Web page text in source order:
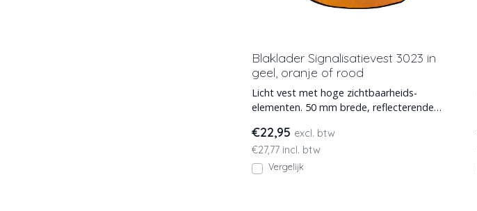
Blaklader Signalisatievest 3023 in
geel, oranje of rood
Licht vest met hoge zichtbaarheids-
elementen. 50 mm brede, reflecterende
€22,95 excl. btw
€27,77 incl. btw
Vergelijk